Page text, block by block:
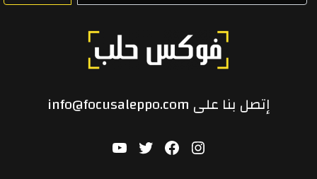
إتصل بنا على info@focusaleppo.com